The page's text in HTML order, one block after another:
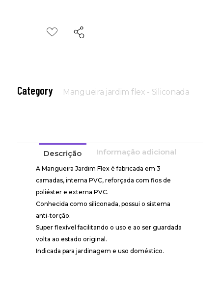
Category Mangueira jardim flex - Siliconada
Descrição Informação adicional
A Mangueira Jardim Flex é fabricada em 3
camadas, interna PVC, reforçada com fios de
poliéster e externa PVC.
Conhecida como siliconada, possui o sistema
anti-torção.
Super flexível facilitando o uso e ao ser guardada
volta ao estado original.
Indicada para jardinagem e uso doméstico.